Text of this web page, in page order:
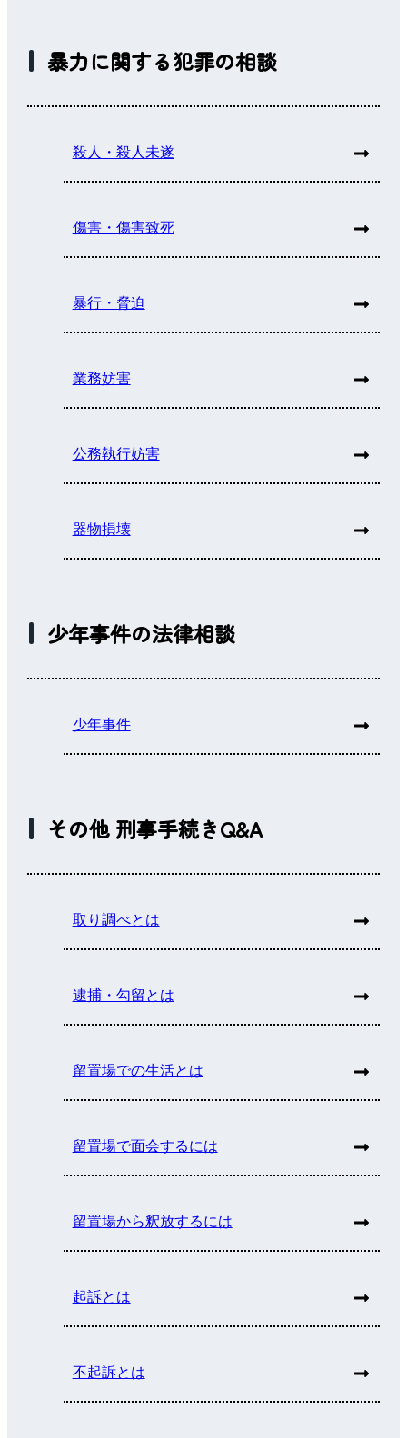
暴力に関する犯罪の相談
殺人・殺人未遂
傷害・傷害致死
暴行・脅迫
業務妨害
公務執行妨害
器物損壊
少年事件の法律相談
少年事件
その他 刑事手続きQ&A
取り調べとは
逮捕・勾留とは
留置場での生活とは
留置場で面会するには
留置場から釈放するには
起訴とは
不起訴とは